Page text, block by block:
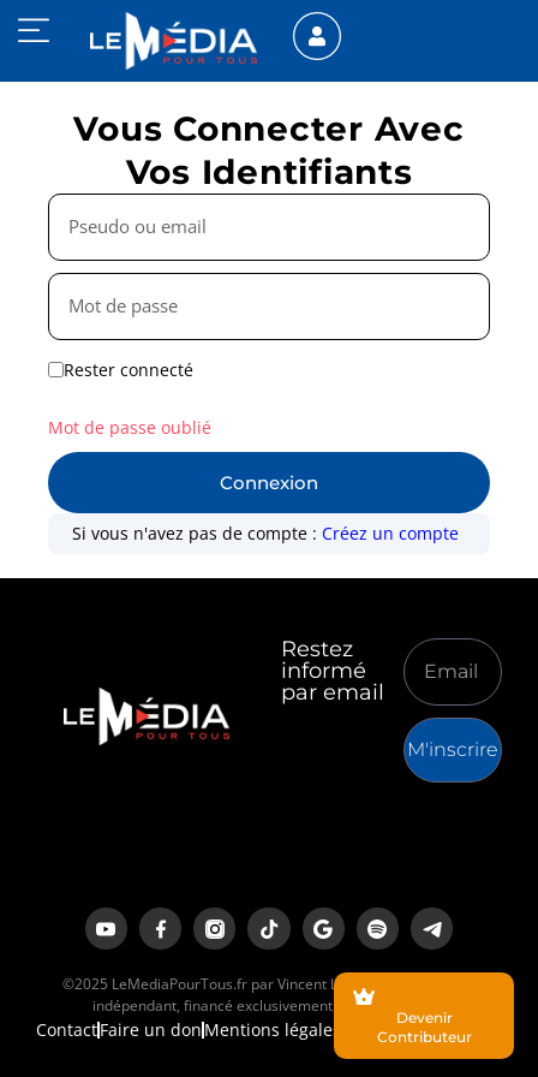
Vous Connecter Avec
Vos Identifiants
Rester connecté
Connexion
Mot de passe oublié
Si vous n'avez pas de compte :Créez un compte
Restez
informé
par email
M'inscrire
©2025 LeMediaPourTous.fr par Vincent Lapierre est un média
indépendant, financé exclusivement par ses lecteurs.
ContactFaire un don Mentions légales
Devenir
Contributeur